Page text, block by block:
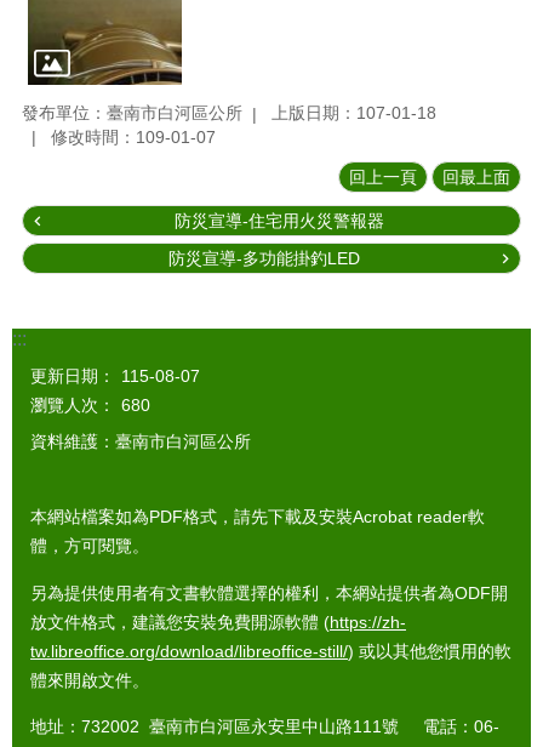
發布單位：臺南市白河區公所
上版日期：107-01-18
修改時間：109-01-07
回上一頁 回最上面
防災宣導-住宅用火災警報器
防災宣導-多功能掛釣LED
:::
更新日期：
115-08-07
瀏覽人次：
680
資料維護：臺南市白河區公所
本網站檔案如為PDF格式，請先下載及安裝Acrobat reader軟
體，方可閱覽。
另為提供使用者有文書軟體選擇的權利，本網站提供者為ODF開
放文件格式，建議您安裝免費開源軟體 (https://zh-
tw.libreoffice.org/download/libreoffice-still/) 或以其他您慣用的軟
體來開啟文件。
地址：732002 臺南市白河區永安里中山路111號 電話：06-